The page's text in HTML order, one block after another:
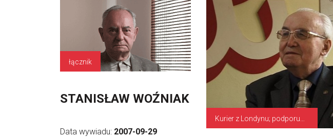
łącznik
STANISŁAW WOŹNIAK
Data wywiadu: 2007-09-29